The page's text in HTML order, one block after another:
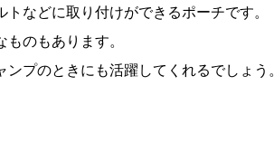
などに取り付けができるポーチです。
のもあります。
プのときにも活躍してくれるでしょう。